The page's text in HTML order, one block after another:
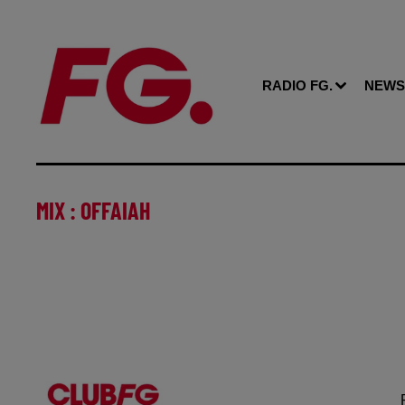
RADIO FG. NEWS
MIX : OFFAIAH